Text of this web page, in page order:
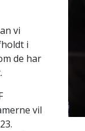
vi
i
de har
vil